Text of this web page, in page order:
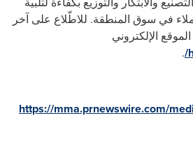
في سوق المنطقة. للاطّلاع على آخر
الإلكتروني
/
.
https://mma.prnewswire.com/